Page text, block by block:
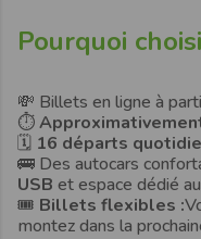
Pourquoi
💸 Billets en ligne à
⏱️
🗓 16 départs
🚌 Des autocars
USB et espace dédié
🎟️ Billets flexibles :
montez dans la